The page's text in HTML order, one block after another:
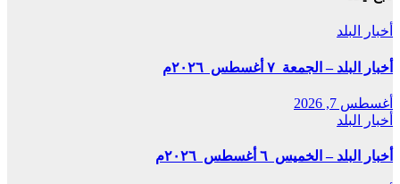
أخبار البلد
أخبار البلد – الجمعة ٧ أغسطس ٢٠٢٦م
أغسطس 7, 2026
أخبار البلد
أخبار البلد – الخميس ٦ أغسطس ٢٠٢٦م